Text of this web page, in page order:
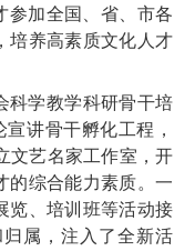
参加全国、省、市各
培养高素质文化人才
科学教学科研骨干培
讲骨干孵化工程，
文艺名家工作室，开
的综合能力素质。一
览、培训班等活动接
属，注入了全新活